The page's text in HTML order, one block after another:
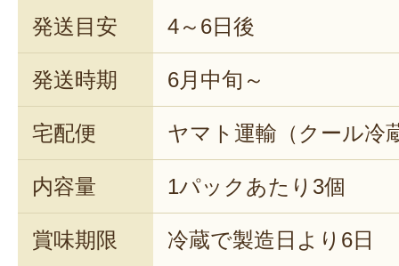
発送目安 4～6日後
発送時期 6月中旬～
宅配便 ヤマト運輸（クール冷
内容量 1パックあたり3個
賞味期限 冷蔵で製造日より6日